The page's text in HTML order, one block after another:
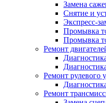
Замена
Снятие и
Экспресс-
Промывка
Промывка
Ремонт
Ремонт рулевого
Ремонт